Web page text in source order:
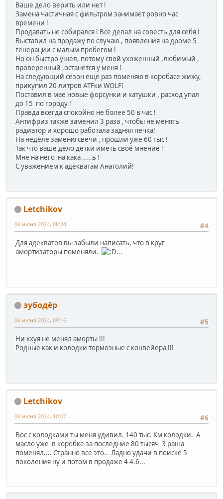
Ваше дело верить или нет !
Замена частичная с фильтром занимает ровно час
времени !
Продавать не собирался ! Всё делал на совесть для себя !
Выставил на продажу по случаю , появления на дроме 5
генерации с малым пробегом !
Но он быстро ушёл, потому свой ухоженный ,любимый ,
проверенный ,останется у меня !
На следующий сезон ещё раз поменяю в коробасе жижу,
прикупил 20 литров ATFки WOLF!
Поставил в мае новые форсунки и катушки , расход упал
до 15 по городу !
Правда всегда спокойно не более 50 в час !
Антифриз также заменил 3 раза , чтобы не менять
радиатор и хорошо работала задняя печка!
На неделе заменю свечи , прошли уже 60 тыс !
Так что ваше дело детки иметь своё мнение !
Мне на него на кака .....ь !
С уважением к адекватам Анатолий!
Letchikov
#4
06 июня 2024, 08:34
Для адекватов вы забыли написать, что в круг
амортизаторы поменяли.
...
зубодёр
#5
06 июня 2024, 09:16
Ни ххуя не менял аморты !!!
Родные как и колодки тормозные с конвейера !!!
Letchikov
#6
06 июня 2024, 10:07
Вос с колодками ты меня удивил. 140 тыс. Км колодки. А
масло уже в коробке за последние 80 тысяч 3 раша
поменял.... Странно все это.. Ладно удачи в поиске 5
поколения ну и потом в продаже 4 4.6...